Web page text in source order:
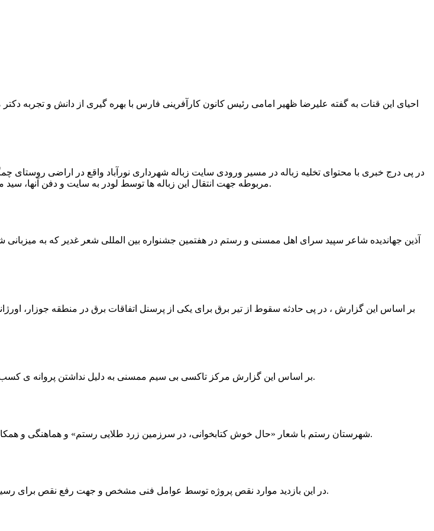
در پی درج خبری با محتوای تخلیه زباله در مسیر ورودی سایت زباله شهرداری نورآباد واقع در اراضی
مربوطه جهت انتقال این زباله ها توسط لودر به سایت و دفن آنها، سید مهدی حسینی دهیار چمگل با ارسال تصاویری خبر از جمع آوری این زباله ها توسط شهرداری داد.
آذین جهاندیده شاعر سپید سرای اهل ممسنی و رستم در هفتمین جشنواره بین المللی شعر غدیر که به
بر اساس این گزارش ، در پی حادثه سقوط از تیر برق برای یکی از پرسنل اتفاقات برق در منطقه جوزار،
بر اساس این گزارش مرکز تاکسی بی سیم ممسنی به دلیل نداشتن پروانه ی کسب به استناد ماده ی ۲۷ و ۲۸ قانون نظام صنفی با دستور مقام قضایی تا اطلاع ثانوی پلمپ گردید.
شهرستان رستم با شعار «حال خوش کتابخوانی، در سرزمین زرد طلایی رستم» و هماهنگی و همکاری همه دستگاه های فرهنگی و مردم آمادگی خود را برای نامزدی پایخت کتاب ایران اعلام کرد.
در این بازدید موارد نقص پروژه توسط عوامل فنی مشخص و جهت رفع نقص برای رسیدن به مرحله تجهیز کتابخانه به مهران ضرغامی واگذار گردید که در اسرع وقت کار تحویل گردد.